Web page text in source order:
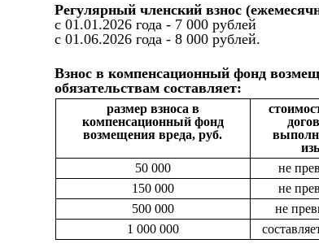
Регулярный членский взнос
с 01.01.2026 года - 7 000 рублей
с 01.06.2026 года - 8 000 рублей.
Взнос в компенсационный фонд
обязательствам составляет:
размер взноса в
компенсационный фонд
возмещения вреда, руб.
50 000 не
150 000
не
500 000
не
1 000 000